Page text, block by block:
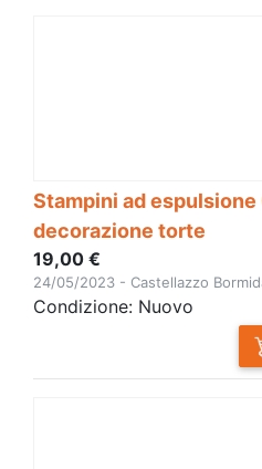
Stampini ad espulsione
decorazione torte
19,00 €
24/05/2023 - Castellazzo
Condizione: Nuovo